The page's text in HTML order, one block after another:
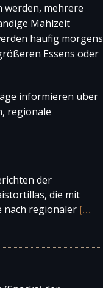
werden, mehrere
Mahlzeit
häufig morgens
Essens oder
informieren über
regionale
der
die mit
nach regionaler […